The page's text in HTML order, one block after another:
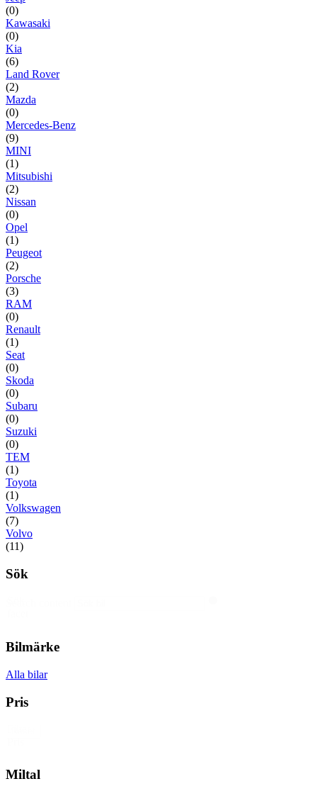
(0)
Kawasaki
(0)
Kia
(6)
Land Rover
(2)
Mazda
(0)
Mercedes-Benz
(9)
MINI
(1)
Mitsubishi
(2)
Nissan
(0)
Opel
(1)
Peugeot
(2)
Porsche
(3)
RAM
(0)
Renault
(1)
Seat
(0)
Skoda
(0)
Subaru
(0)
Suzuki
(0)
TEM
(1)
Toyota
(1)
Volkswagen
(7)
Volvo
(11)
Sök
Bilmärke
Alla bilar
Pris
Miltal